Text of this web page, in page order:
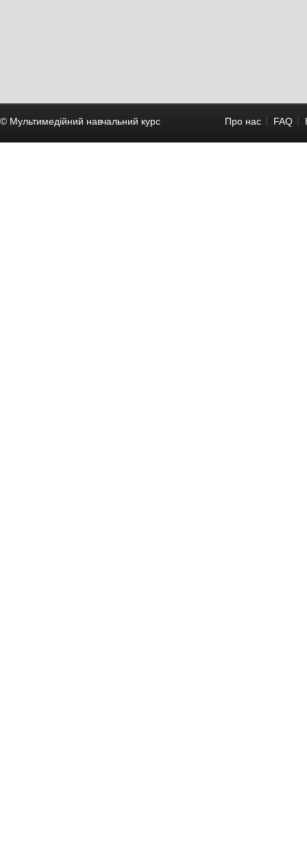
© Мультимедійний навчальний курc Про нас FAQ